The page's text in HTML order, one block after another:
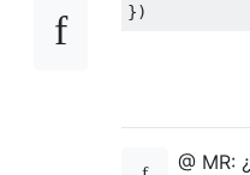
})
@ MR: